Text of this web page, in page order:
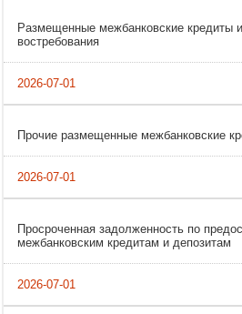
Размещенные межбанковские кредиты
востребования
Прочие размещенные межбанковские
Просроченная задолженность по
межбанковским кредитам и депозитам